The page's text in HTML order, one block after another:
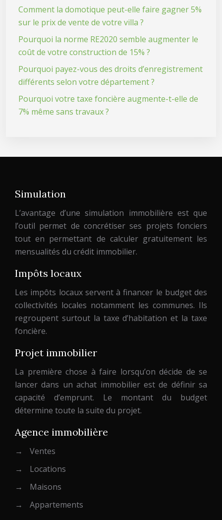
Comment la domotique peut-elle faire gagner 5%
sur le prix de vente de votre villa ?
Pourquoi la norme RE2020 semble augmenter le
coût de votre construction de 15% ?
Pourquoi payez-vous des droits d’enregistrement
différents selon votre département ?
Pourquoi votre taxe foncière augmente-t-elle de
7% même sans travaux ?
Simulation
L’avantage d’une simulation immobilière est que
l’outil permet de concrétiser ses projets fonciers
tout en permettant de calculer gratuitement les
mensualités du crédit immobilier.
Impôts locaux
Les impôts locaux servent à financer le budget des
collectivités locales notamment les communes. Ils
regroupent surtout la taxe d’habitation et la taxe
foncière.
Projet immobilier
La première chose à faire lorsqu’on décide de se
lancer dans un achat immobilier est de définir sa
capacité d’emprunt. Le montant du budget
détermine toute la suite du projet.
Agence immobilière
→
Ventes
→
Locations
→
Maisons
→
Appartements